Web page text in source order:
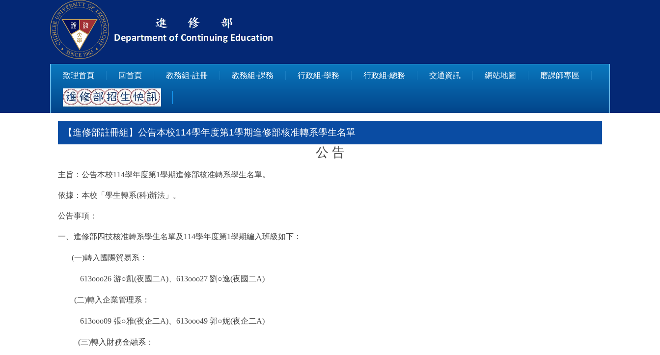
致理首頁 回首頁 教務組-註冊 教務組-課務 行政組-學務 行政組-總務 交通資訊 網站地圖 磨課師專區
【進修部註冊組】公告本校114學年度第1學期進修部核准轉系學生名單
公 告
主旨：公告本校114學年度第1學期進修部核准轉系學生名單。
依據：本校「學生轉系(科)辦法」。
公告事項：
一、進修部四技核准轉系學生名單及114學年度第1學期編入班級如下：
(一)轉入國際貿易系：
613ooo26 游○凱(夜國二A)、613ooo27 劉○逸(夜國二A)
(二)轉入企業管理系：
613ooo09 張○雅(夜企二A)、613ooo49 郭○妮(夜企二A)
(三)轉入財務金融系：